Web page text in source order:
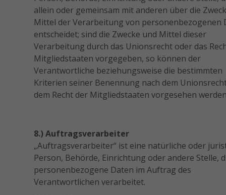
allein oder gemeinsam mit anderen über die
Mittel der Verarbeitung von personenbezogenen
entscheidet; sind die Zwecke und Mittel dieser
Verarbeitung durch das Unionsrecht oder das
Mitgliedstaaten vorgegeben, so können der
Verantwortliche beziehungsweise die bestimmten
Kriterien seiner Benennung nach dem
dem Recht der Mitgliedstaaten vorgesehen
8.) Auftragsverarbeiter
„Auftragsverarbeiter“ ist eine natürliche oder
Person, Behörde, Einrichtung oder andere Stelle,
personenbezogene Daten im Auftrag des
Verantwortlichen verarbeitet.